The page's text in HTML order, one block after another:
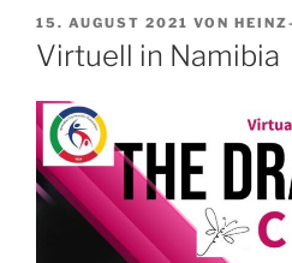
VERÖFFENTLICHT
AM
15. AUGUST 2021 VON
Virtuell in Namibia